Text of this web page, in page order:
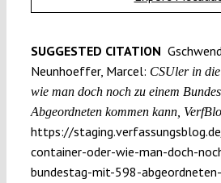
SUGGESTED CITATION
Neunhoeffer, Marcel: CSUler in
wie man doch noch zu einem
Abgeordneten kommen kann,
https://
container-oder-wie-man-doch-
bundestag-mit-598-